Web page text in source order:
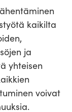
kaikilta
ja
yhteisen
voivat